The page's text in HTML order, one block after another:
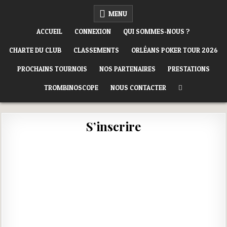
ORLÉANS POKER CLUB MENU
ACCUEIL CONNEXION QUI SOMMES-NOUS ?
CHARTE DU CLUB CLASSEMENTS ORLÉANS POKER TOUR 2026
PROCHAINS TOURNOIS NOS PARTENAIRES PRESTATIONS
TROMBINOSCOPE NOUS CONTACTER
S’inscrire